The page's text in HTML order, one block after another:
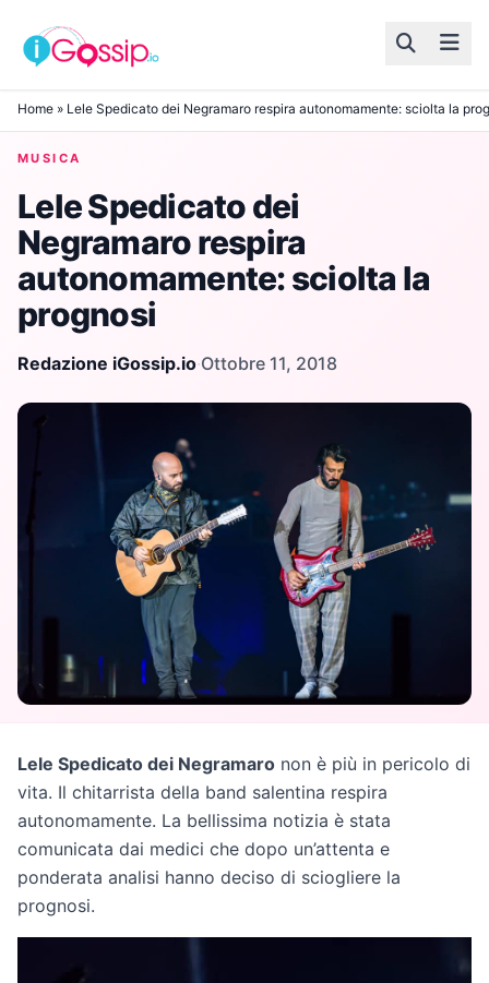
Skip to content
Home » Lele Spedicato dei Negramaro respira autonomamente: sciolta la
MUSICA
Lele Spedicato dei
Negramaro respira
autonomamente: sciolta la
prognosi
Redazione iGossip.io·Ottobre 11, 2018
Lele Spedicato dei Negramaro non è più in pericolo di
vita. Il chitarrista della band salentina respira
autonomamente. La bellissima notizia è stata
comunicata dai medici che dopo un’attenta e
ponderata analisi hanno deciso di sciogliere la
prognosi.